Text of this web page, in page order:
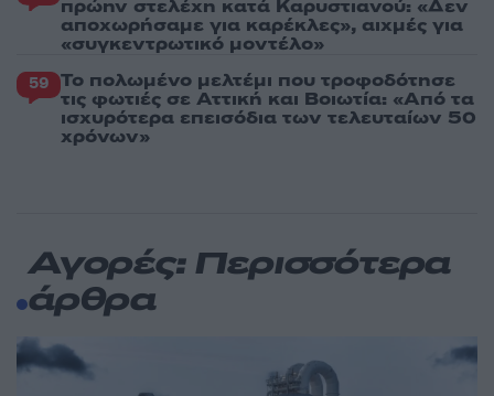
πρώην στελέχη κατά Καρυστιανού: «Δεν
αποχωρήσαμε για καρέκλες», αιχμές για
«συγκεντρωτικό μοντέλο»
59 Το πολωμένο μελτέμι που τροφοδότησε
τις φωτιές σε Αττική και Βοιωτία: «Από τα
ισχυρότερα επεισόδια των τελευταίων 50
χρόνων»
Αγορές: Περισσότερα
άρθρα